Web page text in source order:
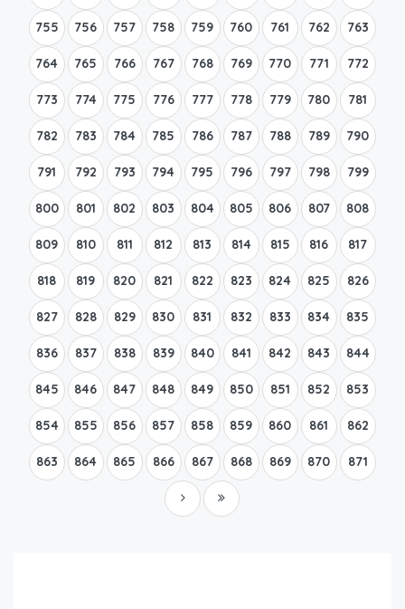
755 756 757 758 759 760 761 762 763
764 765 766 767 768 769 770 771 772
773 774 775 776 777 778 779 780 781
782 783 784 785 786 787 788 789 790
791 792 793 794 795 796 797 798 799
800 801 802 803 804 805 806 807 808
809 810 811 812 813 814 815 816 817
818 819 820 821 822 823 824 825 826
827 828 829 830 831 832 833 834 835
836 837 838 839 840 841 842 843 844
845 846 847 848 849 850 851 852 853
854 855 856 857 858 859 860 861 862
863 864 865 866 867 868 869 870 871